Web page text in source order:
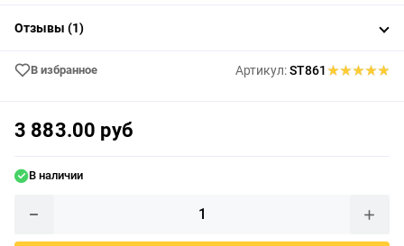
Отзывы (1)
В избранное Артикул:ST861
3 883.00 руб
В наличии